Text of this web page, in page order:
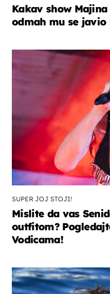
Kakav show
odmah mu se
SUPER JOJ STOJI!
Mislite da vas
outfitom?
Vodicama!